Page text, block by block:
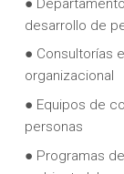
desarrollo de
● Consultorías
organizacional
● Equipos de
personas
● Programas